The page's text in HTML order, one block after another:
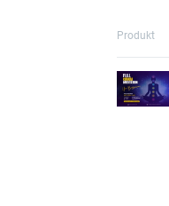
Produkt